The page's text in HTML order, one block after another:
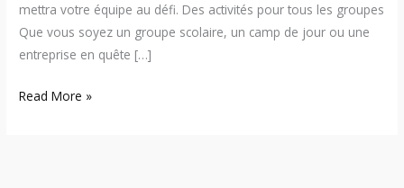
mettra votre équipe au défi. Des activités pour tous les groupes
Que vous soyez un groupe scolaire, un camp de jour ou une
entreprise en quête […]
Read More »